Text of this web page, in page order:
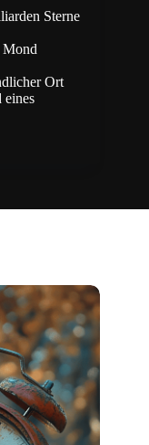
Sterne
Mond
Ort
eines